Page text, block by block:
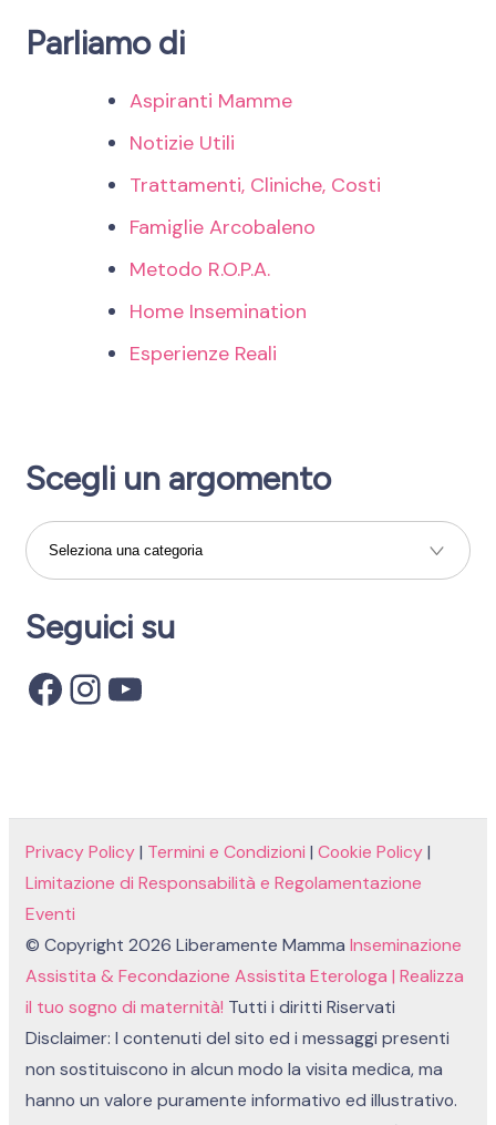
Parliamo di
Aspiranti Mamme
Notizie Utili
Trattamenti, Cliniche, Costi
Famiglie Arcobaleno
Metodo R.O.P.A.
Home Insemination
Esperienze Reali
Scegli un argomento
Scegli
un
Seguici su
Facebook
Instagram
YouTube
Privacy Policy| Termini e Condizioni | Cookie Policy|
Limitazione di Responsabilità e Regolamentazione
Eventi
© Copyright 2026 Liberamente Mamma Inseminazione
Assistita & Fecondazione Assistita Eterologa | Realizza
il tuo sogno di maternità! Tutti i diritti Riservati
Disclaimer: I contenuti del sito ed i messaggi presenti
non sostituiscono in alcun modo la visita medica, ma
hanno un valore puramente informativo ed illustrativo.